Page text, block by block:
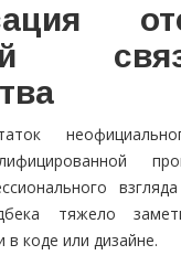
тяжело
коде или дизайне.